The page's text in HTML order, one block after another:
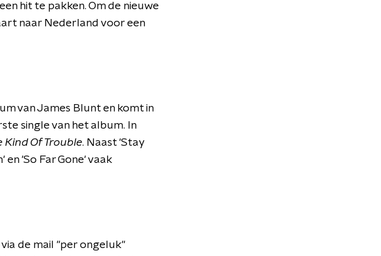
hit te pakken. Om de nieuwe
naar Nederland voor een
van James Blunt en komt in
single van het album. In
Kind Of Trouble. Naast 'Stay
en 'So Far Gone' vaak
de mail "per ongeluk"